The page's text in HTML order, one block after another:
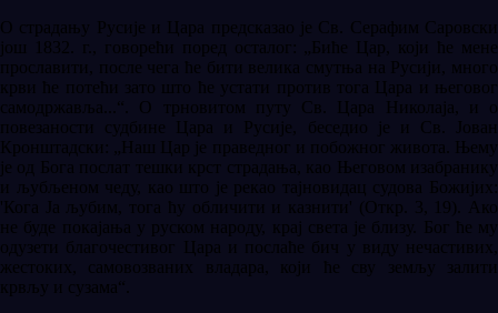
О страдању Русије и Цара предсказао је Св. Серафим Саровски
још 1832. г., говорећи поред осталог: „Биће Цар, који ће мене
прославити, после чега ће бити велика смутња на Русији, много
крви ће потећи зато што ће устати против тога Цара и његовог
самодржавља...“. О трновитом путу Св. Цара Николаја, и о
повезаности судбине Цара и Русије, беседио је и Св. Јован
Кронштадски: „Наш Цар је праведног и побожног живота. Њему
је од Бога послат тешки крст страдања, као Његовом изабранику
и љубљеном чеду, као што је рекао тајновидац судова Божијих:
'Кога Ја љубим, тога ћу обличити и казнити' (Откр. 3, 19). Ако
не буде покајања у руском народу, крај света је близу. Бог ће му
одузети благочестивог Цара и послаће бич у виду нечастивих,
жестоких, самовозваних владара, који ће сву земљу залити
крвљу и сузама“.